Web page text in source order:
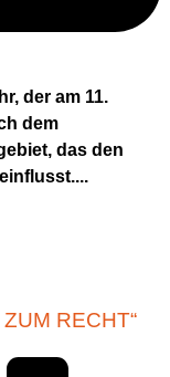
der am 11.
dem
das den
RECHT“